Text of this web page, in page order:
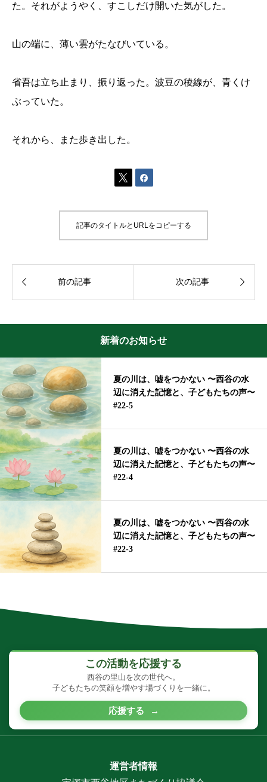
た。それがようやく、すこしだけ開いた気がした。
山の端に、薄い雲がたなびいている。
省吾は立ち止まり、振り返った。波豆の稜線が、青くけ
ぶっていた。
それから、また歩き出した。
 
記事のタイトルとURLをコピーする
 前の記事 次の記事 
新着のお知らせ
夏の川は、嘘をつかない 〜西谷の水
辺に消えた記憶と、子どもたちの声〜
#22-5
夏の川は、嘘をつかない 〜西谷の水
辺に消えた記憶と、子どもたちの声〜
#22-4
夏の川は、嘘をつかない 〜西谷の水
辺に消えた記憶と、子どもたちの声〜
#22-3
この活動を応援する
西谷の里山を次の世代へ。
子どもたちの笑顔を増やす場づくりを一緒に。
応援する →
運営者情報